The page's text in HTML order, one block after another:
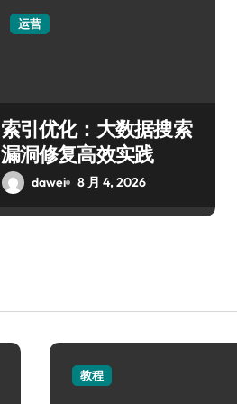
运营
索引优化：大数据搜索
漏洞修复高效实践
dawei 8 月 4, 2026
教程